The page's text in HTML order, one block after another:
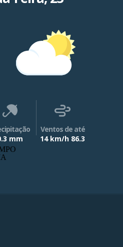
mm
Ventos de até
14 km/h 86.3